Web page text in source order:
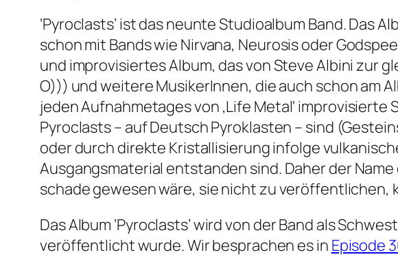
‘Pyroclasts’ ist das neunte Studioalbum Band. Das
schon mit Bands wie Nirvana, Neurosis oder
und improvisiertes Album, das von Steve Albini zur
O))) und weitere MusikerInnen, die auch schon am
jeden Aufnahmetages von ‚Life Metal‘
Pyroclasts – auf Deutsch Pyroklasten – sind
oder durch direkte Kristallisierung infolge
Ausgangsmaterial entstanden sind. Daher der
schade gewesen wäre, sie nicht zu veröffentlichen,
Das Album ‘Pyroclasts’ wird von der Band als
veröffentlicht wurde. Wir besprachen es in Episode